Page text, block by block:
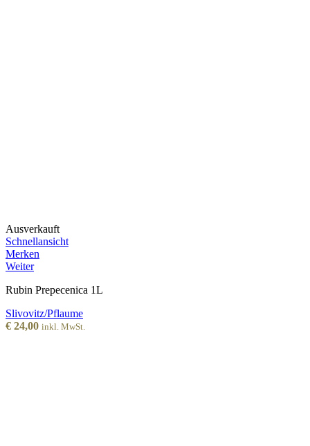
Ausverkauft
Schnellansicht
Merken
Weiter
Rubin Prepecenica 1L
Slivovitz/Pflaume
€ 24,00 inkl. MwSt.